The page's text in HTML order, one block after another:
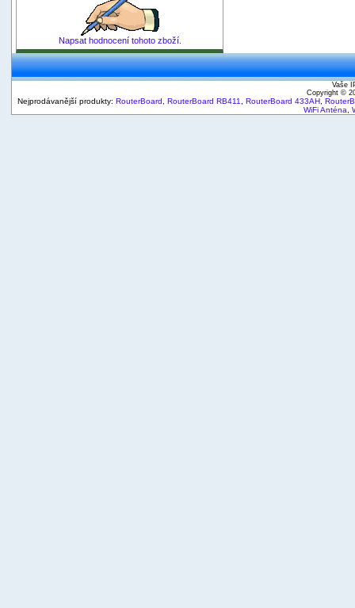
Napsat hodnocení tohoto zboží.
Vaše
Copyright ©
Nejprodávanější produkty: RouterBoard RouterBoard RB411 RouterBoard 433AH
WiFi Anténa